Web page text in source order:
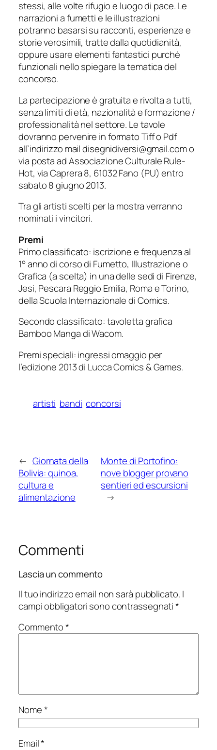
stessi, alle volte rifugio e luogo di pace. Le
narrazioni a fumetti e le illustrazioni
potranno basarsi su racconti, esperienze e
storie verosimili, tratte dalla quotidianità,
oppure usare elementi fantastici purché
funzionali nello spiegare la tematica del
concorso.
La partecipazione è gratuita e rivolta a tutti,
senza limiti di età, nazionalità e formazione /
professionalità nel settore. Le tavole
dovranno pervenire in formato Tiff o Pdf
all’indirizzo mail disegnidiversi@gmail.com o
via posta ad Associazione Culturale Rule-
Hot, via Caprera 8, 61032 Fano (PU) entro
sabato 8 giugno 2013.
Tra gli artisti scelti per la mostra verranno
nominati i vincitori.
Premi
Primo classificato: iscrizione e frequenza al
1° anno di corso di Fumetto, Illustrazione o
Grafica (a scelta) in una delle sedi di Firenze,
Jesi, Pescara Reggio Emilia, Roma e Torino,
della Scuola Internazionale di Comics.
Secondo classificato: tavoletta grafica
Bamboo Manga di Wacom.
Premi speciali: ingressi omaggio per
l’edizione 2013 di Lucca Comics & Games.
artisti bandi concorsi
← Giornata della
Bolivia: quinoa,
cultura e
alimentazione
Monte di Portofino:
nove blogger provano
sentieri ed escursioni
→
Commenti
Lascia un commento
Il tuo indirizzo email non sarà pubblicato. I
campi obbligatori sono contrassegnati*
Commento*
Nome*
Email*